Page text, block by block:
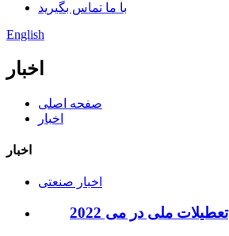
با ما تماس بگیرید
English
اخبار
صفحه اصلی
اخبار
اخبار
اخبار صنعتی
تعطیلات ملی در می 2022